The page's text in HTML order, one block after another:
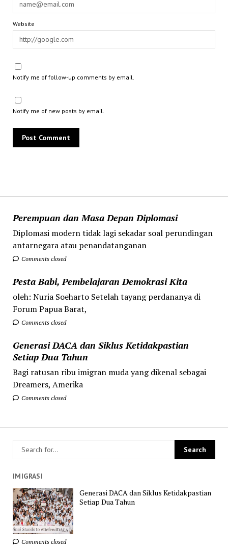
Perempuan dan Masa Depan Diplomasi
Diplomasi modern tidak lagi sekadar soal perundingan
antarnegara atau penandatanganan
Comments closed
Pesta Babi, Pembelajaran Demokrasi Kita
oleh: Nuria Soeharto Setelah tayang perdananya di
Forum Papua Barat,
Comments closed
Generasi DACA dan Siklus Ketidakpastian
Setiap Dua Tahun
Bagi ratusan ribu imigran muda yang dikenal sebagai
Dreamers, Amerika
Comments closed
Website
Notify me of follow-up comments by email.
Notify me of new posts by email.
IMIGRASI
Generasi DACA dan Siklus Ketidakpastian
Setiap Dua Tahun
Comments closed